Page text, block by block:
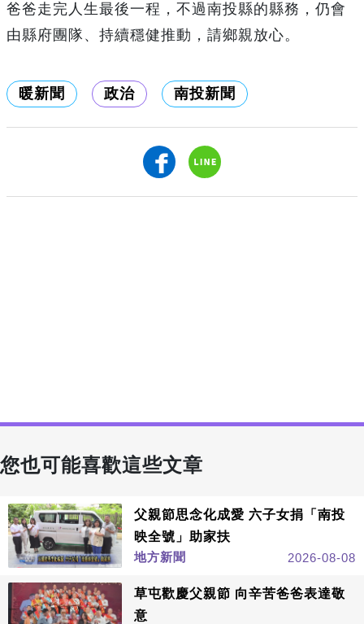
爸爸走完人生最後一程，不過南投縣的縣務，仍會
由縣府團隊、持續穩健推動，請鄉親放心。
暖新聞 政治 南投新聞
您也可能喜歡這些文章
父親節思念化成愛 六子女捐「南投
映全號」助家扶
地方新聞
2026-08-08
草屯歡慶父親節 向辛苦爸爸表達敬
意